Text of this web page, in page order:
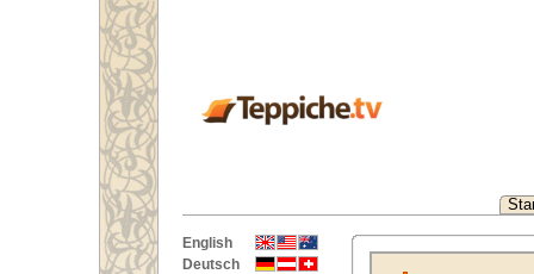
English
Deutsch